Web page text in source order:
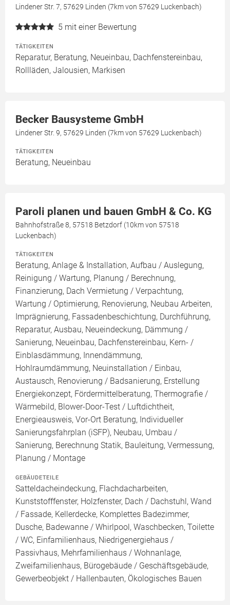
Lindener Str. 7, 57629 Linden (7km von 57629 Luckenbach)
5 mit einer Bewertung
TÄTIGKEITEN
Reparatur, Beratung, Neueinbau, Dachfenstereinbau,
Rollläden, Jalousien, Markisen
Becker Bausysteme GmbH
Lindener Str. 9, 57629 Linden (7km von 57629 Luckenbach)
TÄTIGKEITEN
Beratung, Neueinbau
Paroli planen und bauen GmbH & Co. KG
Bahnhofstraße 8, 57518 Betzdorf (10km von 57518
Luckenbach)
TÄTIGKEITEN
Beratung, Anlage & Installation, Aufbau / Auslegung,
Reinigung / Wartung, Planung / Berechnung,
Finanzierung, Dach Vermietung / Verpachtung,
Wartung / Optimierung, Renovierung, Neubau Arbeiten,
Imprägnierung, Fassadenbeschichtung, Durchführung,
Reparatur, Ausbau, Neueindeckung, Dämmung /
Sanierung, Neueinbau, Dachfenstereinbau, Kern- /
Einblasdämmung, Innendämmung,
Hohlraumdämmung, Neuinstallation / Einbau,
Austausch, Renovierung / Badsanierung, Erstellung
Energiekonzept, Fördermittelberatung, Thermografie /
Wärmebild, Blower-Door-Test / Luftdichtheit,
Energieausweis, Vor-Ort Beratung, Individueller
Sanierungsfahrplan (iSFP), Neubau, Umbau /
Sanierung, Berechnung Statik, Bauleitung, Vermessung,
Planung / Montage
GEBÄUDETEILE
Satteldacheindeckung, Flachdacharbeiten,
Kunststofffenster, Holzfenster, Dach / Dachstuhl, Wand
/ Fassade, Kellerdecke, Komplettes Badezimmer,
Dusche, Badewanne / Whirlpool, Waschbecken, Toilette
/ WC, Einfamilienhaus, Niedrigenergiehaus /
Passivhaus, Mehrfamilienhaus / Wohnanlage,
Zweifamilienhaus, Bürogebäude / Geschäftsgebäude,
Gewerbeobjekt / Hallenbauten, Ökologisches Bauen